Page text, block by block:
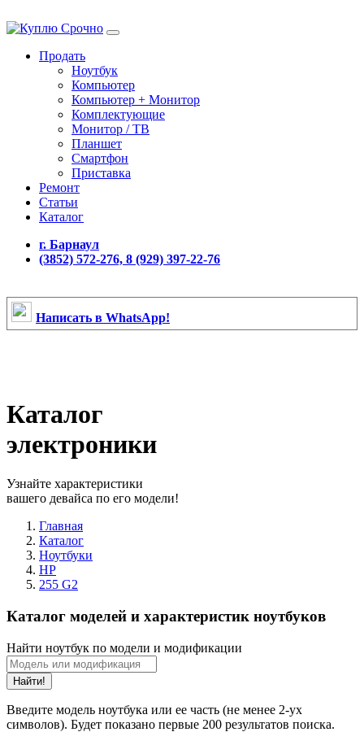
Продать
Ноутбук
Компьютер
Компьютер + Монитор
Комплектующие
Монитор / ТВ
Планшет
Смартфон
Приставка
Ремонт
Статьи
Каталог
г. Барнаул
(3852) 572-276, 8 (929) 397-22-76
Написать в WhatsApp!
Каталог
электроники
Узнайте характеристики
вашего девайса по его модели!
Главная
Каталог
Ноутбуки
HP
255 G2
Каталог моделей и характеристик ноутбуков
Найти ноутбук по модели и модификации
Найти!
Введите модель ноутбука или ее часть (не менее 2-ух
символов). Будет показано первые 200 результатов поиска.